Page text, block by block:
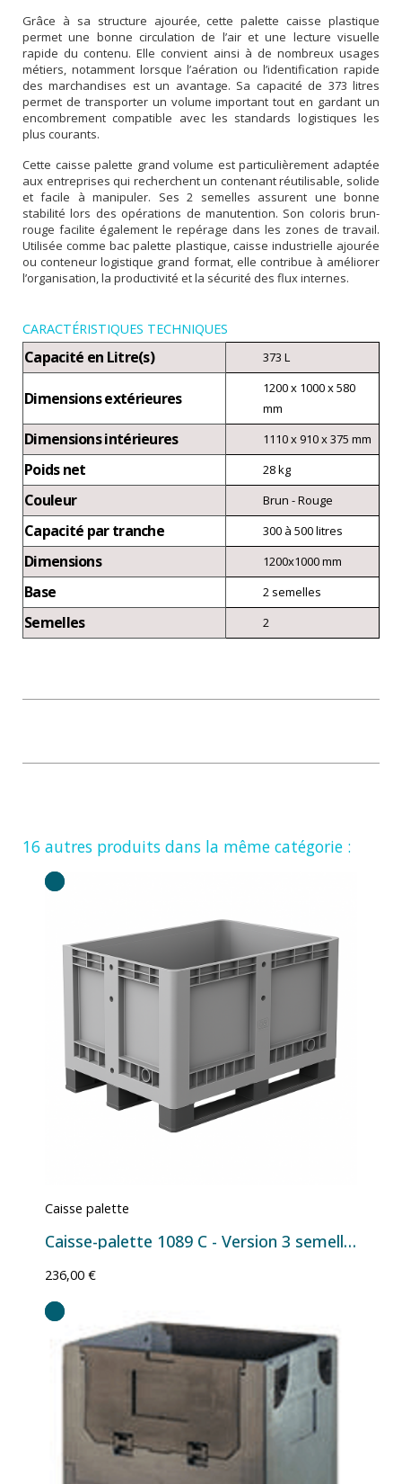
Grâce à sa structure ajourée, cette palette caisse plastique
permet une bonne circulation de l’air et une lecture visuelle
rapide du contenu. Elle convient ainsi à de nombreux usages
métiers, notamment lorsque l’aération ou l’identification rapide
des marchandises est un avantage. Sa capacité de 373 litres
permet de transporter un volume important tout en gardant un
encombrement compatible avec les standards logistiques les
plus courants.
Cette caisse palette grand volume est particulièrement adaptée
aux entreprises qui recherchent un contenant réutilisable, solide
et facile à manipuler. Ses 2 semelles assurent une bonne
stabilité lors des opérations de manutention. Son coloris brun-
rouge facilite également le repérage dans les zones de travail.
Utilisée comme bac palette plastique, caisse industrielle ajourée
ou conteneur logistique grand format, elle contribue à améliorer
l’organisation, la productivité et la sécurité des flux internes.
CARACTÉRISTIQUES TECHNIQUES
Capacité en Litre(s) 373 L
Dimensions extérieures
1200 x 1000 x 580
mm
Dimensions intérieures 1110 x 910 x 375 mm
Poids net 28 kg
Couleur Brun - Rouge
Capacité par tranche 300 à 500 litres
Dimensions 1200x1000 mm
Base 2 semelles
Semelles 2
16 autres produits dans la même catégorie :
Caisse palette
Caisse-palette 1089 C - Version 3 semelles 470 L 1200x800
236,00 €